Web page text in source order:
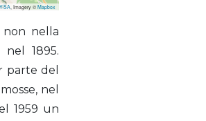
SA, Imagery © Mapbox
non nella
1895.
parte del
nel
1959 un